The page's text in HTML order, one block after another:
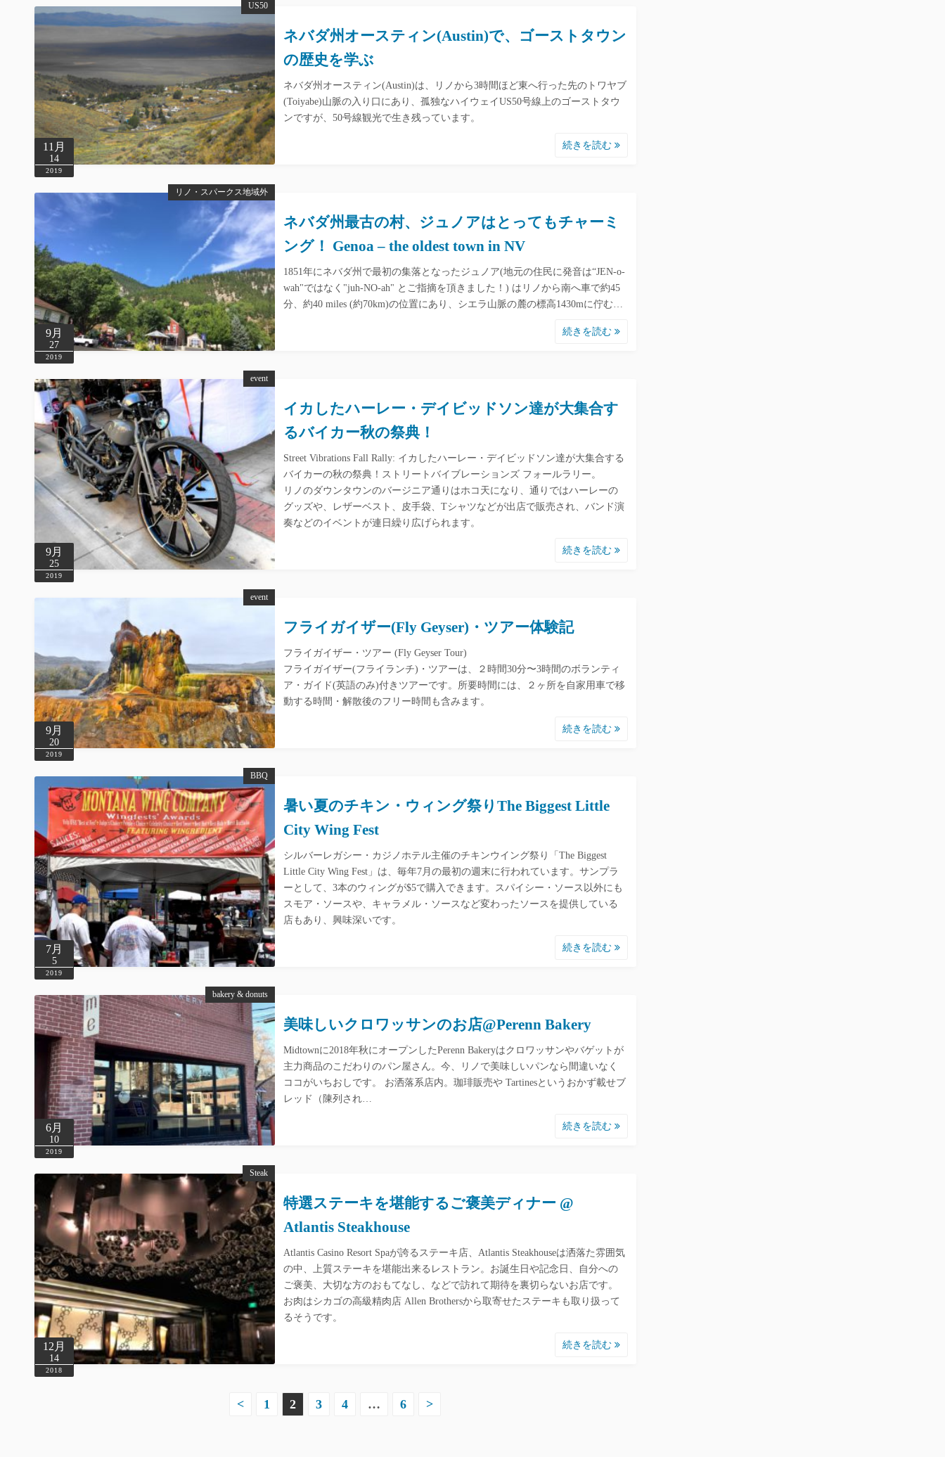
US50
11月
14
2019
ネバダ州オースティン(Austin)で、ゴーストタウン
の歴史を学ぶ
ネバダ州オースティン(Austin)は、リノから3時間ほど東へ行った先のトワヤブ
(Toiyabe)山脈の入り口にあり、孤独なハイウェイUS50号線上のゴーストタウ
ンですが、50号線観光で生き残っています。
続きを読む
リノ・スパークス地域外
9月
27
2019
ネバダ州最古の村、ジュノアはとってもチャーミ
ング！ Genoa – the oldest town in NV
1851年にネバダ州で最初の集落となったジュノア(地元の住民に発音は“JEN-o-
wah"ではなく"juh-NO-ah" とご指摘を頂きました！) はリノから南へ車で約45
分、約40 miles (約70km)の位置にあり、シエラ山脈の麓の標高1430mに佇む…
続きを読む
event
9月
25
2019
イカしたハーレー・デイビッドソン達が大集合す
るバイカー秋の祭典！
Street Vibrations Fall Rally: イカしたハーレー・デイビッドソン達が大集合する
バイカーの秋の祭典！ストリートバイブレーションズ フォールラリー。
リノのダウンタウンのバージニア通りはホコ天になり、通りではハーレーの
グッズや、レザーベスト、皮手袋、Tシャツなどが出店で販売され、バンド演
奏などのイベントが連日繰り広げられます。
続きを読む
event
9月
20
2019
フライガイザー(Fly Geyser)・ツアー体験記
フライガイザー・ツアー (Fly Geyser Tour)
フライガイザー(フライランチ)・ツアーは、２時間30分〜3時間のボランティ
ア・ガイド(英語のみ)付きツアーです。所要時間には、２ヶ所を自家用車で移
動する時間・解散後のフリー時間も含みます。
続きを読む
BBQ
7月
5
2019
暑い夏のチキン・ウィング祭りThe Biggest Little
City Wing Fest
シルバーレガシー・カジノホテル主催のチキンウイング祭り「The Biggest
Little City Wing Fest」は、毎年7月の最初の週末に行われています。サンプラ
ーとして、3本のウィングが$5で購入できます。スパイシー・ソース以外にも
スモア・ソースや、キャラメル・ソースなど変わったソースを提供している
店もあり、興味深いです。
続きを読む
bakery & donuts
6月
10
2019
美味しいクロワッサンのお店@Perenn Bakery
Midtownに2018年秋にオープンしたPerenn Bakeryはクロワッサンやバゲットが
主力商品のこだわりのパン屋さん。今、リノで美味しいパンなら間違いなく
ココがいちおしです。 お洒落系店内。珈琲販売や Tartinesというおかず載せブ
レッド（陳列され…
続きを読む
Steak
12月
14
2018
特選ステーキを堪能するご褒美ディナー @
Atlantis Steakhouse
Atlantis Casino Resort Spaが誇るステーキ店、Atlantis Steakhouseは洒落た雰囲気
の中、上質ステーキを堪能出来るレストラン。お誕生日や記念日、自分への
ご褒美、大切な方のおもてなし、などで訪れて期待を裏切らないお店です。
お肉はシカゴの高級精肉店 Allen Brothersから取寄せたステーキも取り扱って
るそうです。
続きを読む
< 1 2 3 4 … 6 >